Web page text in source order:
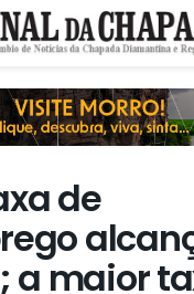
de
a maior